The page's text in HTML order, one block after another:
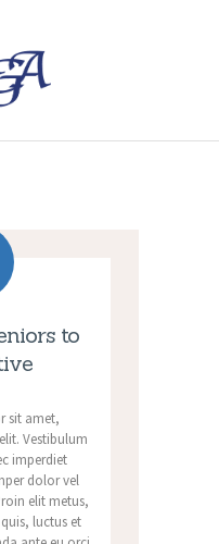
to
sit amet,
Vestibulum
imperdiet
dolor vel
elit metus,
luctus et